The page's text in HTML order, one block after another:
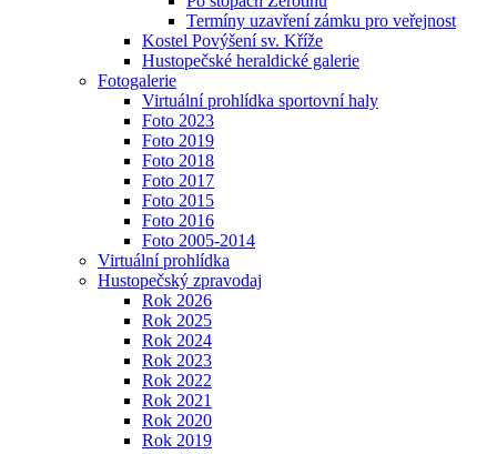
Termíny uzavření zámku pro veřejnost
Kostel Povýšení sv. Kříže
Hustopečské heraldické galerie
Fotogalerie
Virtuální prohlídka sportovní haly
Foto 2023
Foto 2019
Foto 2018
Foto 2017
Foto 2015
Foto 2016
Foto 2005-2014
Virtuální prohlídka
Hustopečský zpravodaj
Rok 2026
Rok 2025
Rok 2024
Rok 2023
Rok 2022
Rok 2021
Rok 2020
Rok 2019